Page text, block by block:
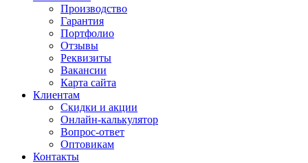
Производство
Гарантия
Портфолио
Отзывы
Реквизиты
Вакансии
Карта сайта
Клиентам
Скидки и акции
Онлайн-калькулятор
Вопрос-ответ
Оптовикам
Контакты